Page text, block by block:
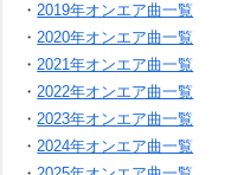
・ 2019年オンエア曲一覧
・ 2020年オンエア曲一覧
・ 2021年オンエア曲一覧
・ 2022年オンエア曲一覧
・ 2023年オンエア曲一覧
・ 2024年オンエア曲一覧